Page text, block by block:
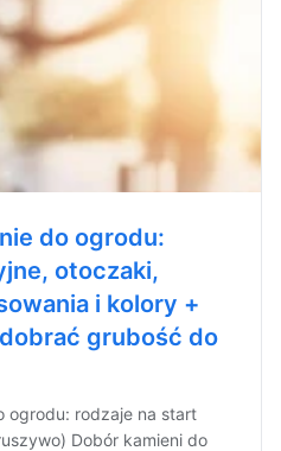
do ogrodu:
otoczaki,
i kolory +
grubość do
ogrodu: rodzaje na start
Dobór kamieni do